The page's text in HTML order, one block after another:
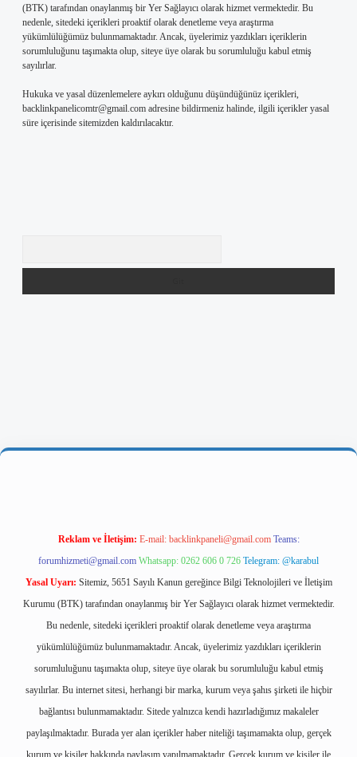
(BTK) tarafından onaylanmış bir Yer Sağlayıcı olarak hizmet vermektedir. Bu
nedenle, sitedeki içerikleri proaktif olarak denetleme veya araştırma
yükümlülüğümüz bulunmamaktadır. Ancak, üyelerimiz yazdıkları içeriklerin
sorumluluğunu taşımakta olup, siteye üye olarak bu sorumluluğu kabul etmiş
sayılırlar.
Hukuka ve yasal düzenlemelere aykırı olduğunu düşündüğünüz içerikleri,
backlinkpanelicomtr@gmail.com adresine bildirmeniz halinde, ilgili içerikler yasal
süre içerisinde sitemizden kaldırılacaktır.
ilbetgir.net/betexper yeni giriş
Reklam ve İletişim: E-mail: backlinkpaneli@gmail.com Teams:
forumhizmeti@gmail.com Whatsapp: 0262 606 0 726 Telegram: @karabul
Yasal Uyarı: Sitemiz, 5651 Sayılı Kanun gereğince Bilgi Teknolojileri ve İletişim
Kurumu (BTK) tarafından onaylanmış bir Yer Sağlayıcı olarak hizmet vermektedir.
Bu nedenle, sitedeki içerikleri proaktif olarak denetleme veya araştırma
yükümlülüğümüz bulunmamaktadır. Ancak, üyelerimiz yazdıkları içeriklerin
sorumluluğunu taşımakta olup, siteye üye olarak bu sorumluluğu kabul etmiş
sayılırlar. Bu internet sitesi, herhangi bir marka, kurum veya şahıs şirketi ile hiçbir
bağlantısı bulunmamaktadır. Sitede yalnızca kendi hazırladığımız makaleler
paylaşılmaktadır. Burada yer alan içerikler haber niteliği taşımamakta olup, gerçek
kurum ve kişiler hakkında paylaşım yapılmamaktadır. Gerçek kurum ve kişiler ile